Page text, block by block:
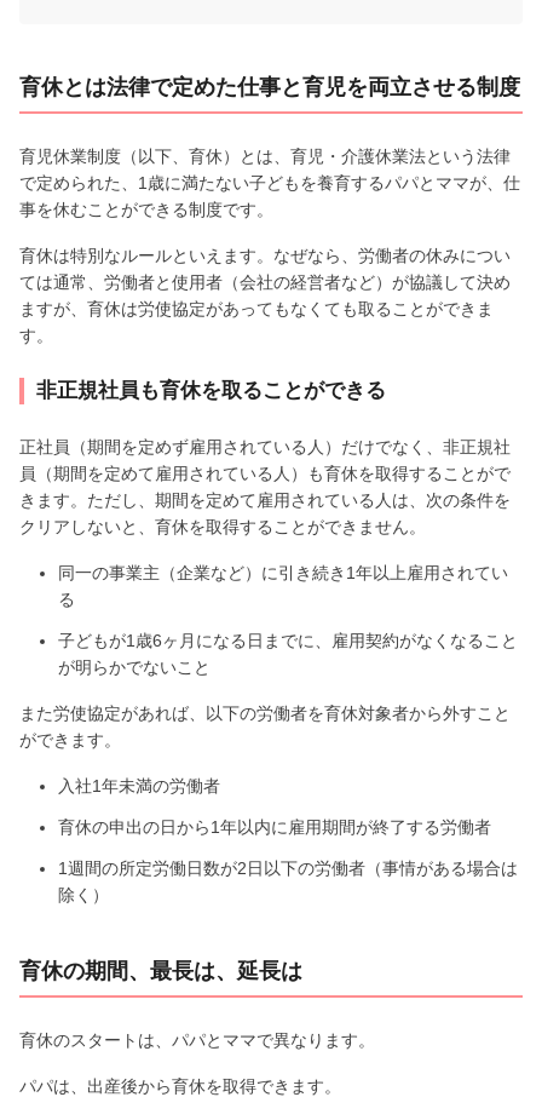
育休とは法律で定めた仕事と育児を両立させる制度
育児休業制度（以下、育休）とは、育児・介護休業法という法律
で定められた、1歳に満たない子どもを養育するパパとママが、仕
事を休むことができる制度です。
育休は特別なルールといえます。なぜなら、労働者の休みについ
ては通常、労働者と使用者（会社の経営者など）が協議して決め
ますが、育休は労使協定があってもなくても取ることができま
す。
非正規社員も育休を取ることができる
正社員（期間を定めず雇用されている人）だけでなく、非正規社
員（期間を定めて雇用されている人）も育休を取得することがで
きます。ただし、期間を定めて雇用されている人は、次の条件を
クリアしないと、育休を取得することができません。
同一の事業主（企業など）に引き続き1年以上雇用されてい
る
子どもが1歳6ヶ月になる日までに、雇用契約がなくなること
が明らかでないこと
また労使協定があれば、以下の労働者を育休対象者から外すこと
ができます。
入社1年未満の労働者
育休の申出の日から1年以内に雇用期間が終了する労働者
1週間の所定労働日数が2日以下の労働者（事情がある場合は
除く）
育休の期間、最長は、延長は
育休のスタートは、パパとママで異なります。
パパは、出産後から育休を取得できます。